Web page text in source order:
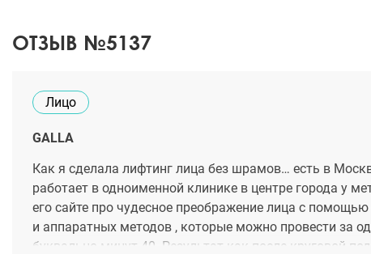
ОТЗЫВ №5137
Лицо
GALLA
Как я сделала лифтинг лица без шрамов… есть в
работает в одноименной клинике в центре города у
его сайте про чудесное преображение лица с
и аппаратных методов , которые можно провести за
буквально минут 40. Результат как после круговой